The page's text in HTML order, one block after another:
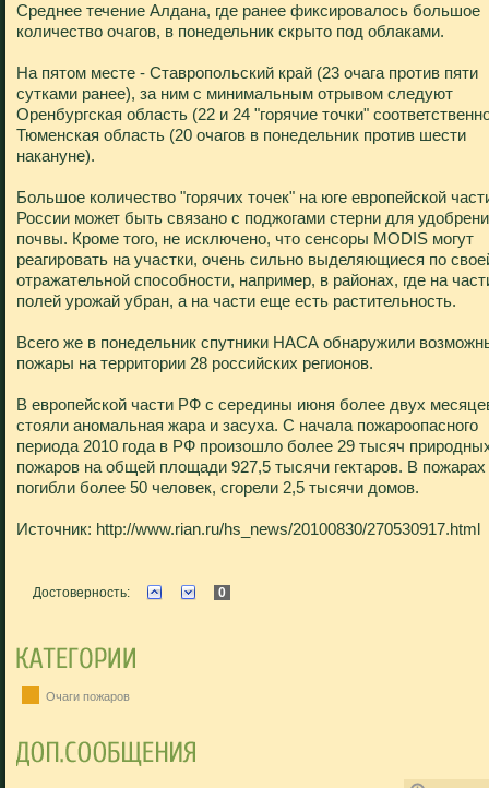
Среднее течение Алдана, где ранее фиксировалось большое
количество очагов, в понедельник скрыто под облаками.
На пятом месте - Ставропольский край (23 очага против пяти
сутками ранее), за ним с минимальным отрывом следуют
Оренбургская область (22 и 24 "горячие точки"
Тюменская область (20 очагов в понедельник против шести
накануне).
Большое количество "горячих точек" на юге европейской
России может быть связано с поджогами стерни для
почвы. Кроме того, не исключено, что сенсоры MODIS могут
реагировать на участки, очень сильно выделяющиеся по
отражательной способности, например, в районах, где на
полей урожай убран, а на части еще есть растительность.
Всего же в понедельник спутники НАСА обнаружили
пожары на территории 28 российских регионов.
В европейской части РФ с середины июня более двух
стояли аномальная жара и засуха. С начала пожароопасного
периода 2010 года в РФ произошло более 29 тысяч
пожаров на общей площади 927,5 тысячи гектаров. В пожарах
погибли более 50 человек, сгорели 2,5 тысячи домов.
Источник: http://www.rian.ru/hs_news/20100830/270530917.html
Достоверность: 0
Очаги пожаров